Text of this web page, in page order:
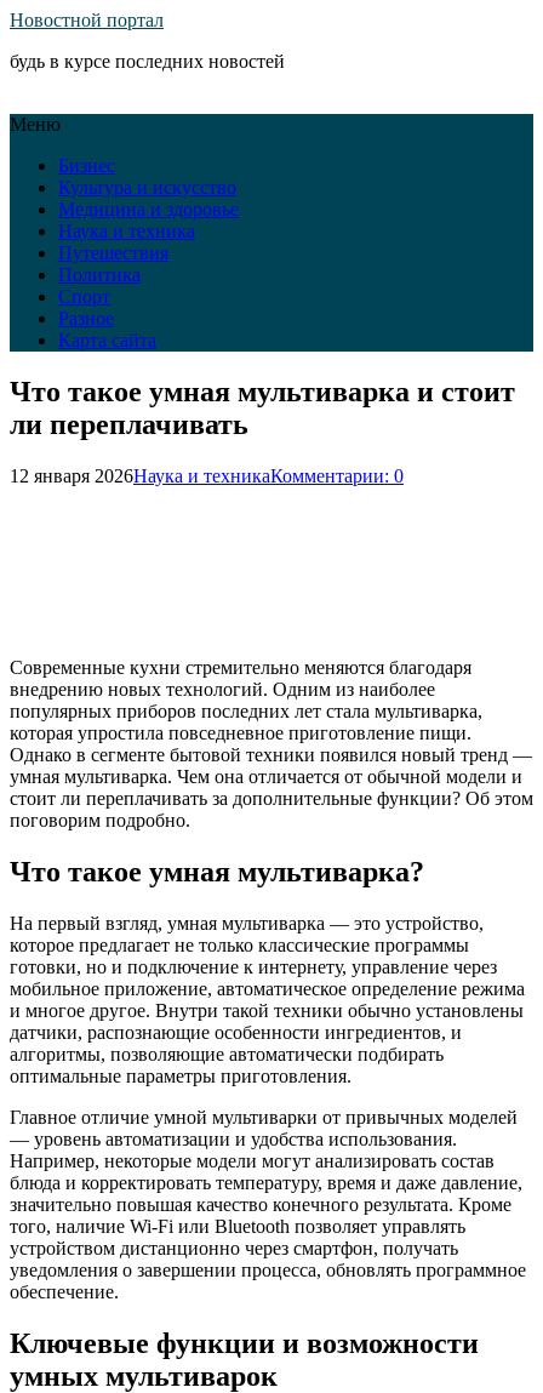
Новостной портал
будь в курсе последних новостей
Меню
Бизнес
Культура и искусство
Медицина и здоровье
Наука и техника
Путешествия
Политика
Спорт
Разное
Карта сайта
Что такое умная мультиварка и стоит
ли переплачивать
12 января 2026Наука и техникаКомментарии: 0
Современные кухни стремительно меняются благодаря
внедрению новых технологий. Одним из наиболее
популярных приборов последних лет стала мультиварка,
которая упростила повседневное приготовление пищи.
Однако в сегменте бытовой техники появился новый тренд —
умная мультиварка. Чем она отличается от обычной модели и
стоит ли переплачивать за дополнительные функции? Об этом
поговорим подробно.
Что такое умная мультиварка?
На первый взгляд, умная мультиварка — это устройство,
которое предлагает не только классические программы
готовки, но и подключение к интернету, управление через
мобильное приложение, автоматическое определение режима
и многое другое. Внутри такой техники обычно установлены
датчики, распознающие особенности ингредиентов, и
алгоритмы, позволяющие автоматически подбирать
оптимальные параметры приготовления.
Главное отличие умной мультиварки от привычных моделей
— уровень автоматизации и удобства использования.
Например, некоторые модели могут анализировать состав
блюда и корректировать температуру, время и даже давление,
значительно повышая качество конечного результата. Кроме
того, наличие Wi-Fi или Bluetooth позволяет управлять
устройством дистанционно через смартфон, получать
уведомления о завершении процесса, обновлять программное
обеспечение.
Ключевые функции и возможности
умных мультиварок